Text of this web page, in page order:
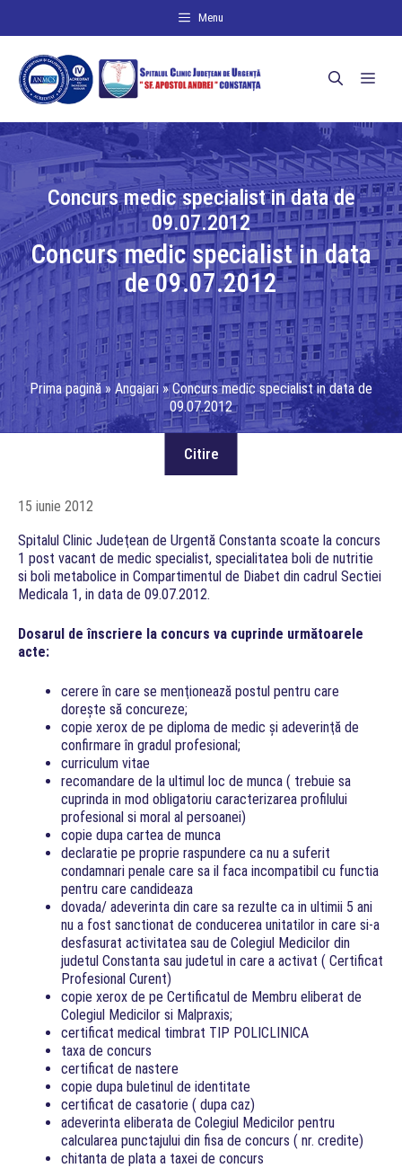
Menu
Prima pagină » Angajari »Concurs medic specialist in data de
09.07.2012
Concurs medic specialist in data de
09.07.2012
Concurs medic specialist in data
de 09.07.2012
15 iunie 2012
Spitalul Clinic Judeţean de Urgentă Constanta scoate la concurs
1 post vacant de medic specialist, specialitatea boli de nutritie
si boli metabolice in Compartimentul de Diabet din cadrul Sectiei
Medicala 1, in data de 09.07.2012.
Dosarul de înscriere la concurs va cuprinde următoarele
acte:
cerere în care se menţionează postul pentru care
doreşte să concureze;
copie xerox de pe diploma de medic şi adeverinţă de
confirmare în gradul profesional;
curriculum vitae
recomandare de la ultimul loc de munca ( trebuie sa
cuprinda in mod obligatoriu caracterizarea profilului
profesional si moral al persoanei)
copie dupa cartea de munca
declaratie pe proprie raspundere ca nu a suferit
condamnari penale care sa il faca incompatibil cu functia
pentru care candideaza
dovada/ adeverinta din care sa rezulte ca in ultimii 5 ani
nu a fost sanctionat de conducerea unitatilor in care si-a
desfasurat activitatea sau de Colegiul Medicilor din
judetul Constanta sau judetul in care a activat ( Certificat
Profesional Curent)
copie xerox de pe Certificatul de Membru eliberat de
Colegiul Medicilor si Malpraxis;
certificat medical timbrat TIP POLICLINICA
taxa de concurs
certificat de nastere
copie dupa buletinul de identitate
certificat de casatorie ( dupa caz)
adeverinta eliberata de Colegiul Medicilor pentru
calcularea punctajului din fisa de concurs ( nr. credite)
chitanta de plata a taxei de concurs